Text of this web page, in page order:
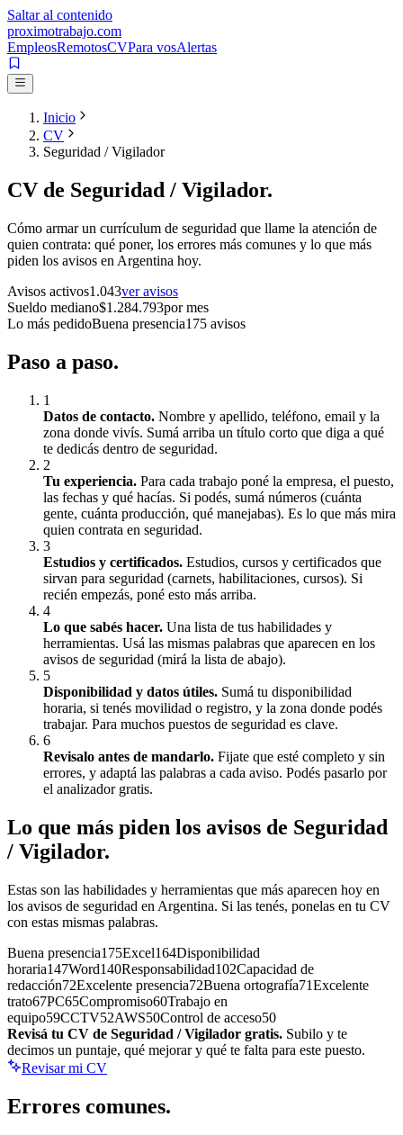
Saltar al contenido
proximotrabajo.com
EmpleosRemotosCVPara vosAlertas
Inicio
CV
Seguridad / Vigilador
CV de Seguridad / Vigilador.
Cómo armar un currículum de seguridad que llame la atención de
quien contrata: qué poner, los errores más comunes y lo que más
piden los avisos en Argentina hoy.
Avisos activos1.043ver avisos
Sueldo mediano$1.284.793por mes
Lo más pedidoBuena presencia175 avisos
Paso a paso.
1
Datos de contacto. Nombre y apellido, teléfono, email y la
zona donde vivís. Sumá arriba un título corto que diga a qué
te dedicás dentro de seguridad.
2
Tu experiencia. Para cada trabajo poné la empresa, el puesto,
las fechas y qué hacías. Si podés, sumá números (cuánta
gente, cuánta producción, qué manejabas). Es lo que más mira
quien contrata en seguridad.
3
Estudios y certificados. Estudios, cursos y certificados que
sirvan para seguridad (carnets, habilitaciones, cursos). Si
recién empezás, poné esto más arriba.
4
Lo que sabés hacer. Una lista de tus habilidades y
herramientas. Usá las mismas palabras que aparecen en los
avisos de seguridad (mirá la lista de abajo).
5
Disponibilidad y datos útiles. Sumá tu disponibilidad
horaria, si tenés movilidad o registro, y la zona donde podés
trabajar. Para muchos puestos de seguridad es clave.
6
Revisalo antes de mandarlo. Fijate que esté completo y sin
errores, y adaptá las palabras a cada aviso. Podés pasarlo por
el analizador gratis.
Lo que más piden los avisos de Seguridad
/ Vigilador.
Estas son las habilidades y herramientas que más aparecen hoy en
los avisos de seguridad en Argentina. Si las tenés, ponelas en tu CV
con estas mismas palabras.
Buena presencia175Excel164Disponibilidad
horaria147Word140Responsabilidad102Capacidad de
redacción72Excelente presencia72Buena ortografía71Excelente
trato67PC65Compromiso60Trabajo en
equipo59CCTV52AWS50Control de acceso50
Revisá tu CV de Seguridad / Vigilador gratis. Subilo y te
decimos un puntaje, qué mejorar y qué te falta para este puesto.
Revisar mi CV
Errores comunes.